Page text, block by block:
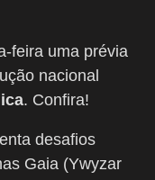
feira uma prévia
nacional
. Confira!
desafios
Gaia (Ywyzar